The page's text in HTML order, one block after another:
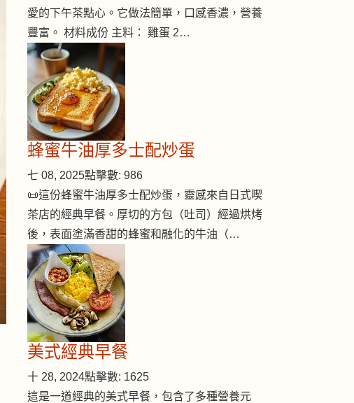
愛的下午茶點心。它做法簡單，口感香濃，營養
豐富。 材料成份 主料： 雞蛋 2…
蜂蜜牛油厚多士配炒蛋
七 08, 2025點擊數: 986
📜這份蜂蜜牛油厚多士配炒蛋，靈感來自日式喫
茶店的經典早餐。厚切的方包（吐司）經過烘烤
後，表面塗滿香甜的蜂蜜和融化的牛油（…
美式經典早餐
十 28, 2024點擊數: 1625
這是一道經典的美式早餐，包含了多種營養元